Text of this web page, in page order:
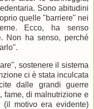
Sono abitudini
quelle "barriere" nei
Ecco, ha senso
Non ha senso, perché
sostenere il sistema
ci è stata inculcata
dalle grandi guerre
fame, di malnutrizione e
motivo era evidente)